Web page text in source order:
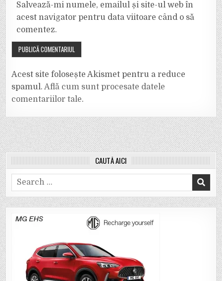
Salvează-mi numele, emailul și site-ul web în
acest navigator pentru data viitoare când o să
comentez.
Acest site folosește Akismet pentru a reduce
spamul. Află cum sunt procesate datele
comentariilor tale.
CAUTĂ AICI
Search
for: